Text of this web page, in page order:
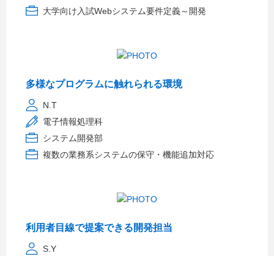
大学向け入試Webシステム要件定義～開発
多様なプログラムに触れられる環境
N.T
電子情報処理科
システム開発部
複数の業務系システムの保守・機能追加対応
利用者目線で提案できる開発担当
S.Y